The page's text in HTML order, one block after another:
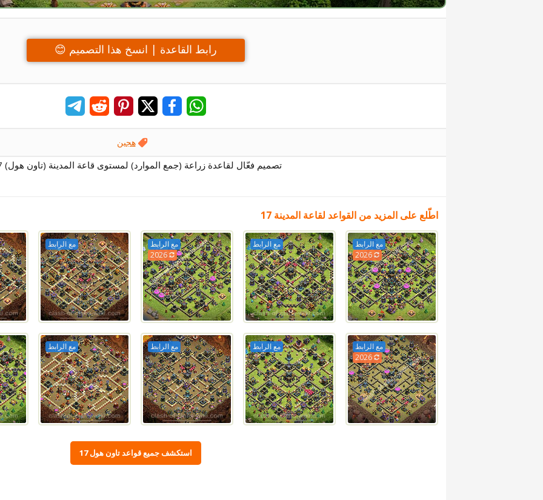
رابط القاعدة | انسخ هذا التصميم 😊
هجين
تصميم فعّال لقاعدة زراعة (جمع الموارد) لمستوى قاعة المدينة (تاون هول) 17.
اطّلع على المزيد من القواعد لقاعة المدينة 17
مع الرابط
2026
مع الرابط
مع الرابط
2026
مع الرابط
مع الرابط
2026
مع الرابط مع الرابط مع الرابط
استكشف جميع قواعد تاون هول 17